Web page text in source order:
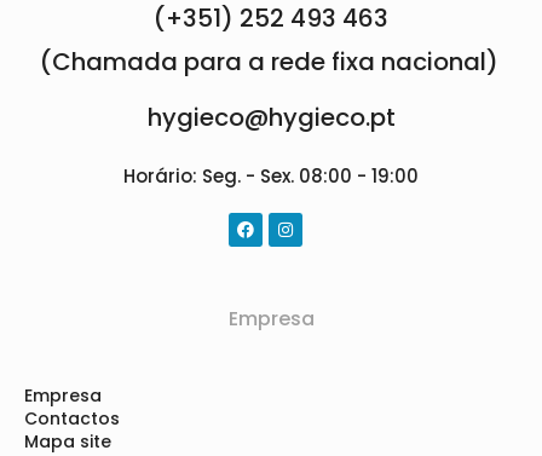
(+351) 252 493 463
(Chamada para a rede fixa nacional)
hygieco@hygieco.pt
Horário: Seg. - Sex. 08:00 - 19:00
Empresa
Empresa
Contactos
Mapa site